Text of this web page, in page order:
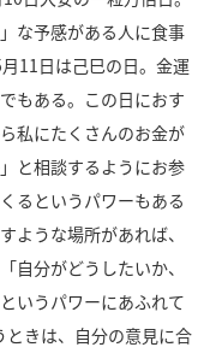
な予感がある人に食事
11日は己巳の日。金運
もある。この日におす
私にたくさんのお金が
と相談するようにお参
るというパワーもある
ような場所があれば、
自分がどうしたいか、
いうパワーにあふれて
ときは、自分の意見に合